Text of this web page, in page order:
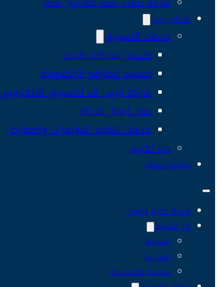
خدمات اخرى
خدمات التسويق
تحسين محركات البحث
تصميم المواقع الإلكترونية
شركة ايرس تك للتسويق الالكتروني
عمل ايميل شركة
خدمات تنظيم المؤتمرات والمعارض
درع تكريم
سابقة اعمالنا
شركة دعاية واعلان
عن الشركة
المدونة
اتصل بنا
سياسة الخصوصية